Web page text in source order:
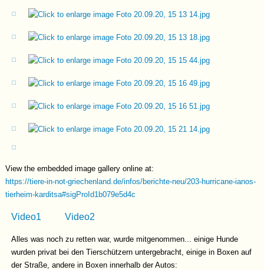
View the embedded image gallery online at:
https://tiere-in-not-griechenland.de/infos/berichte-neu/203-hurricane-ianos-
tierheim-karditsa#sigProId1b079e5d4c
Video1 Video2
Alles was noch zu retten war, wurde mitgenommen... einige Hunde
wurden privat bei den Tierschützern untergebracht, einige in Boxen auf
der Straße, andere in Boxen innerhalb der Autos: